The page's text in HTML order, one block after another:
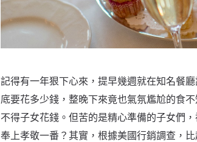
記得有一年狠下心來，提早幾週就在知名餐
底要花多少錢，整晚下來竟也氣氛尷尬的食
不得子女花錢。但苦的是精心準備的子女們
奉上孝敬一番？其實，根據美國行銷調查，